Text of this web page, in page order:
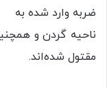
ضربه وارد شده به
ناحیه گردن و
مقتول شده‌اند.